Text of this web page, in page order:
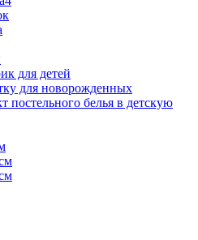
для детей
для новорожденных
постельного белья в детскую